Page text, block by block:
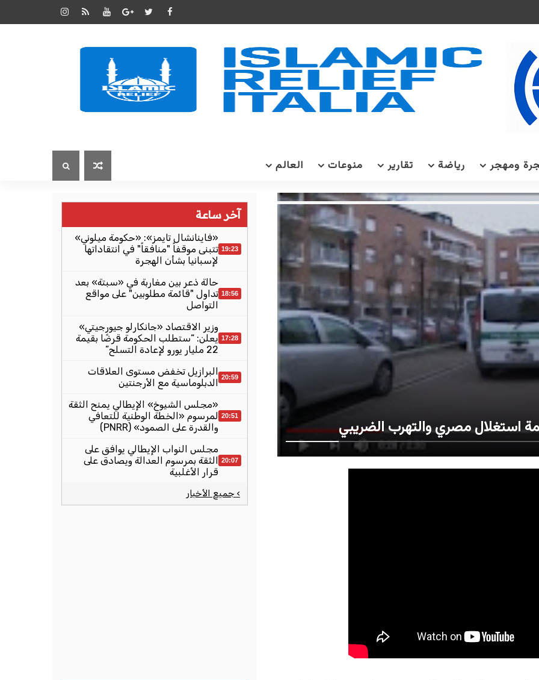
ومهجر رياضة تقارير منوعات العالم
استغلال مصري والتهرب الضريبي
آخر ساعة
19:23
«فاينانشال تايمز»: «حكومة ميلوني»
تتبنى موقفاً "منافقاً" في انتقاداتها
لإسبانيا بشأن الهجرة
18:56
حالة ذعر بين مغاربة في «سبتة» بعد
تداول "قائمة مطلوبين" على مواقع
التواصل
17:28
وزير الاقتصاد «جانكارلو جيورجيتي»
يعلن: “ستطلب الحكومة قرضًا بقيمة
22 مليار يورو لإعادة التسلح”
20:59 البرازيل تخفض مستوى العلاقات
الدبلوماسية مع الأرجنتين
20:51
«مجلس الشيوخ» الإيطالي يمنح الثقة
لمرسوم «الخطة الوطنية للتعافي
والقدرة على الصمود» (PNRR)
20:07
مجلس النواب الإيطالي يوافق على
الثقة بمرسوم العدالة ويصادق على
قرار الأغلبية
› جميع الأخبار